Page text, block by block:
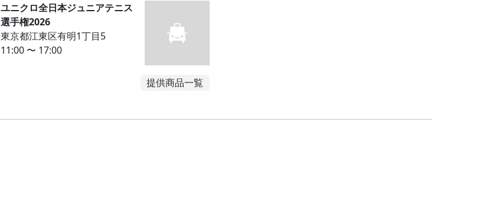
ユニクロ全日本ジュニアテニス
選手権2026
東京都江東区有明1丁目5
11:00 〜 17:00
提供商品一覧